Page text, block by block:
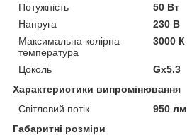
Потужність
50 Вт
Напруга
230 В
Максимальна колірна
температура
3000 К
Цоколь
Gx5.3
Характеристики випромінювання
Світловий потік
950 лм
Габаритні розміри